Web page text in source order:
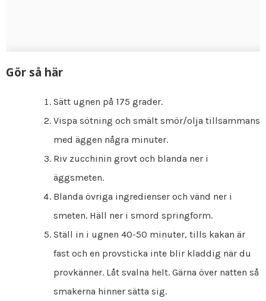
Gör så här
Sätt ugnen på 175 grader.
Vispa sötning och smält smör/olja tillsammans
med äggen några minuter.
Riv zucchinin grovt och blanda ner i
äggsmeten.
Blanda övriga ingredienser och vänd ner i
smeten. Häll ner i smord springform.
Ställ in i ugnen 40-50 minuter, tills kakan är
fast och en provsticka inte blir kladdig när du
provkänner. Låt svalna helt. Gärna över natten så
smakerna hinner sätta sig.